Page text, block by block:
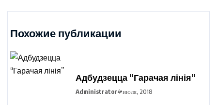
Похожие публикации
Адбудзецца “Гарачая лінія”
Administrator4 июля, 2018